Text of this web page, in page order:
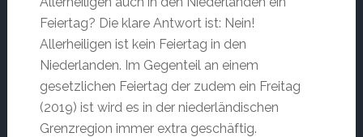
Feiertag? Die klare Antwort ist: Nein!
Allerheiligen ist kein Feiertag in den
Niederlanden. Im Gegenteil an einem
gesetzlichen Feiertag der zudem ein Freitag
(2019) ist wird es in der niederländischen
Grenzregion immer extra geschäftig.